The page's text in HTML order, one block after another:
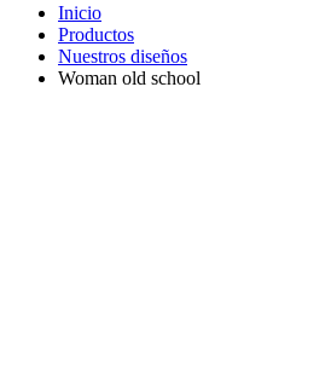
Inicio
Productos
Nuestros diseños
Woman old school